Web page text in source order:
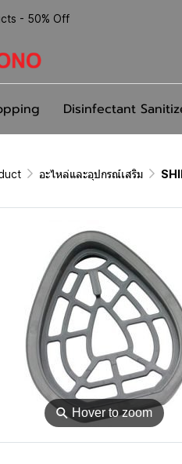
- 50% Off
Disinfectant
อะไหล่และอุปกรณ์เสริม
⚲ Hover to zoom